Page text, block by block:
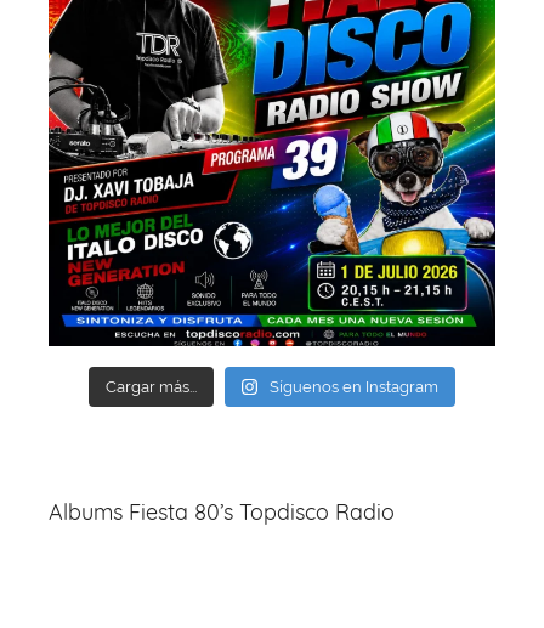
Cargar más... Síguenos en Instagram
Albums Fiesta 80’s Topdisco Radio